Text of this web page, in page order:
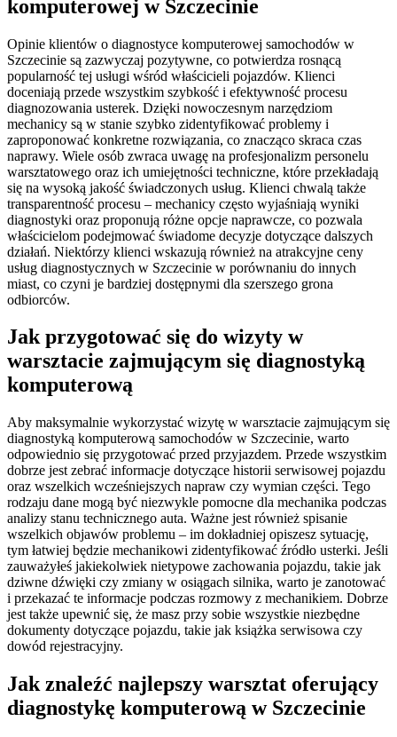
komputerowej w Szczecinie
Opinie klientów o diagnostyce komputerowej samochodów w
Szczecinie są zazwyczaj pozytywne, co potwierdza rosnącą
popularność tej usługi wśród właścicieli pojazdów. Klienci
doceniają przede wszystkim szybkość i efektywność procesu
diagnozowania usterek. Dzięki nowoczesnym narzędziom
mechanicy są w stanie szybko zidentyfikować problemy i
zaproponować konkretne rozwiązania, co znacząco skraca czas
naprawy. Wiele osób zwraca uwagę na profesjonalizm personelu
warsztatowego oraz ich umiejętności techniczne, które przekładają
się na wysoką jakość świadczonych usług. Klienci chwalą także
transparentność procesu – mechanicy często wyjaśniają wyniki
diagnostyki oraz proponują różne opcje naprawcze, co pozwala
właścicielom podejmować świadome decyzje dotyczące dalszych
działań. Niektórzy klienci wskazują również na atrakcyjne ceny
usług diagnostycznych w Szczecinie w porównaniu do innych
miast, co czyni je bardziej dostępnymi dla szerszego grona
odbiorców.
Jak przygotować się do wizyty w
warsztacie zajmującym się diagnostyką
komputerową
Aby maksymalnie wykorzystać wizytę w warsztacie zajmującym się
diagnostyką komputerową samochodów w Szczecinie, warto
odpowiednio się przygotować przed przyjazdem. Przede wszystkim
dobrze jest zebrać informacje dotyczące historii serwisowej pojazdu
oraz wszelkich wcześniejszych napraw czy wymian części. Tego
rodzaju dane mogą być niezwykle pomocne dla mechanika podczas
analizy stanu technicznego auta. Ważne jest również spisanie
wszelkich objawów problemu – im dokładniej opiszesz sytuację,
tym łatwiej będzie mechanikowi zidentyfikować źródło usterki. Jeśli
zauważyłeś jakiekolwiek nietypowe zachowania pojazdu, takie jak
dziwne dźwięki czy zmiany w osiągach silnika, warto je zanotować
i przekazać te informacje podczas rozmowy z mechanikiem. Dobrze
jest także upewnić się, że masz przy sobie wszystkie niezbędne
dokumenty dotyczące pojazdu, takie jak książka serwisowa czy
dowód rejestracyjny.
Jak znaleźć najlepszy warsztat oferujący
diagnostykę komputerową w Szczecinie